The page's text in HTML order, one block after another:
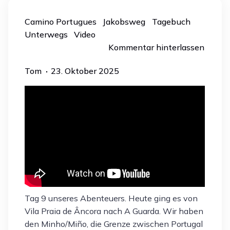
Camino Portugues Jakobsweg
Tagebuch
Unterwegs
Video
Kommentar hinterlassen
Tom 23. Oktober 2025
Tag 9 unseres Abenteuers. Heute ging es von
Vila Praia de Âncora nach A Guarda. Wir haben
den Minho/Miño, die Grenze zwischen Portugal